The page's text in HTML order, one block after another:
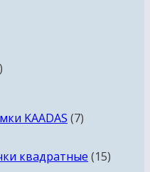
KAADAS 77
квадратные 1515